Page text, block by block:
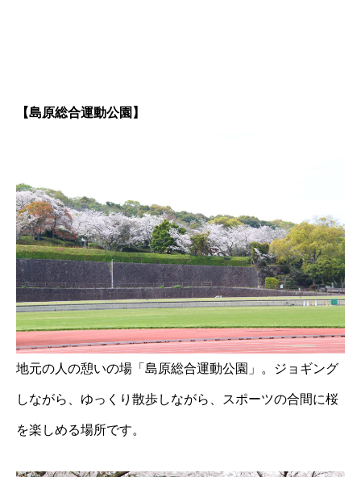
【島原総合運動公園】
地元の人の憩いの場「島原総合運動公園」。ジョギング
しながら、ゆっくり散歩しながら、スポーツの合間に桜
を楽しめる場所です。